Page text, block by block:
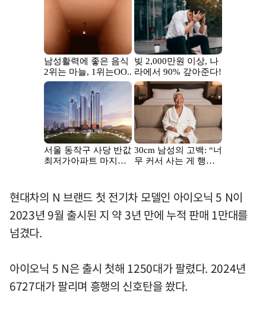
현대차의 N 브랜드 첫 전기차 모델인 아이오닉 5 N이
2023년 9월 출시된 지 약 3년 만에 누적 판매 1만대를
넘겼다.
아이오닉 5 N은 출시 첫해 1250대가 팔렸다. 2024년
6727대가 팔리며 흥행의 신호탄을 쐈다.